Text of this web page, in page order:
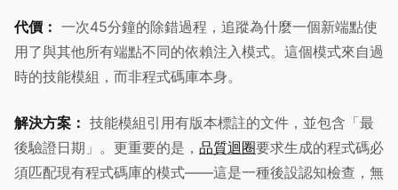
代價： 一次45分鐘的除錯過程，追蹤為什麼一個新端點使
用了與其他所有端點不同的依賴注入模式。這個模式來自過
時的技能模組，而非程式碼庫本身。
解決方案： 技能模組引用有版本標註的文件，並包含「最
後驗證日期」。更重要的是， 品質迴圈要求生成的程式碼必
須匹配現有程式碼庫的模式——這是一種後設認知檢查，無